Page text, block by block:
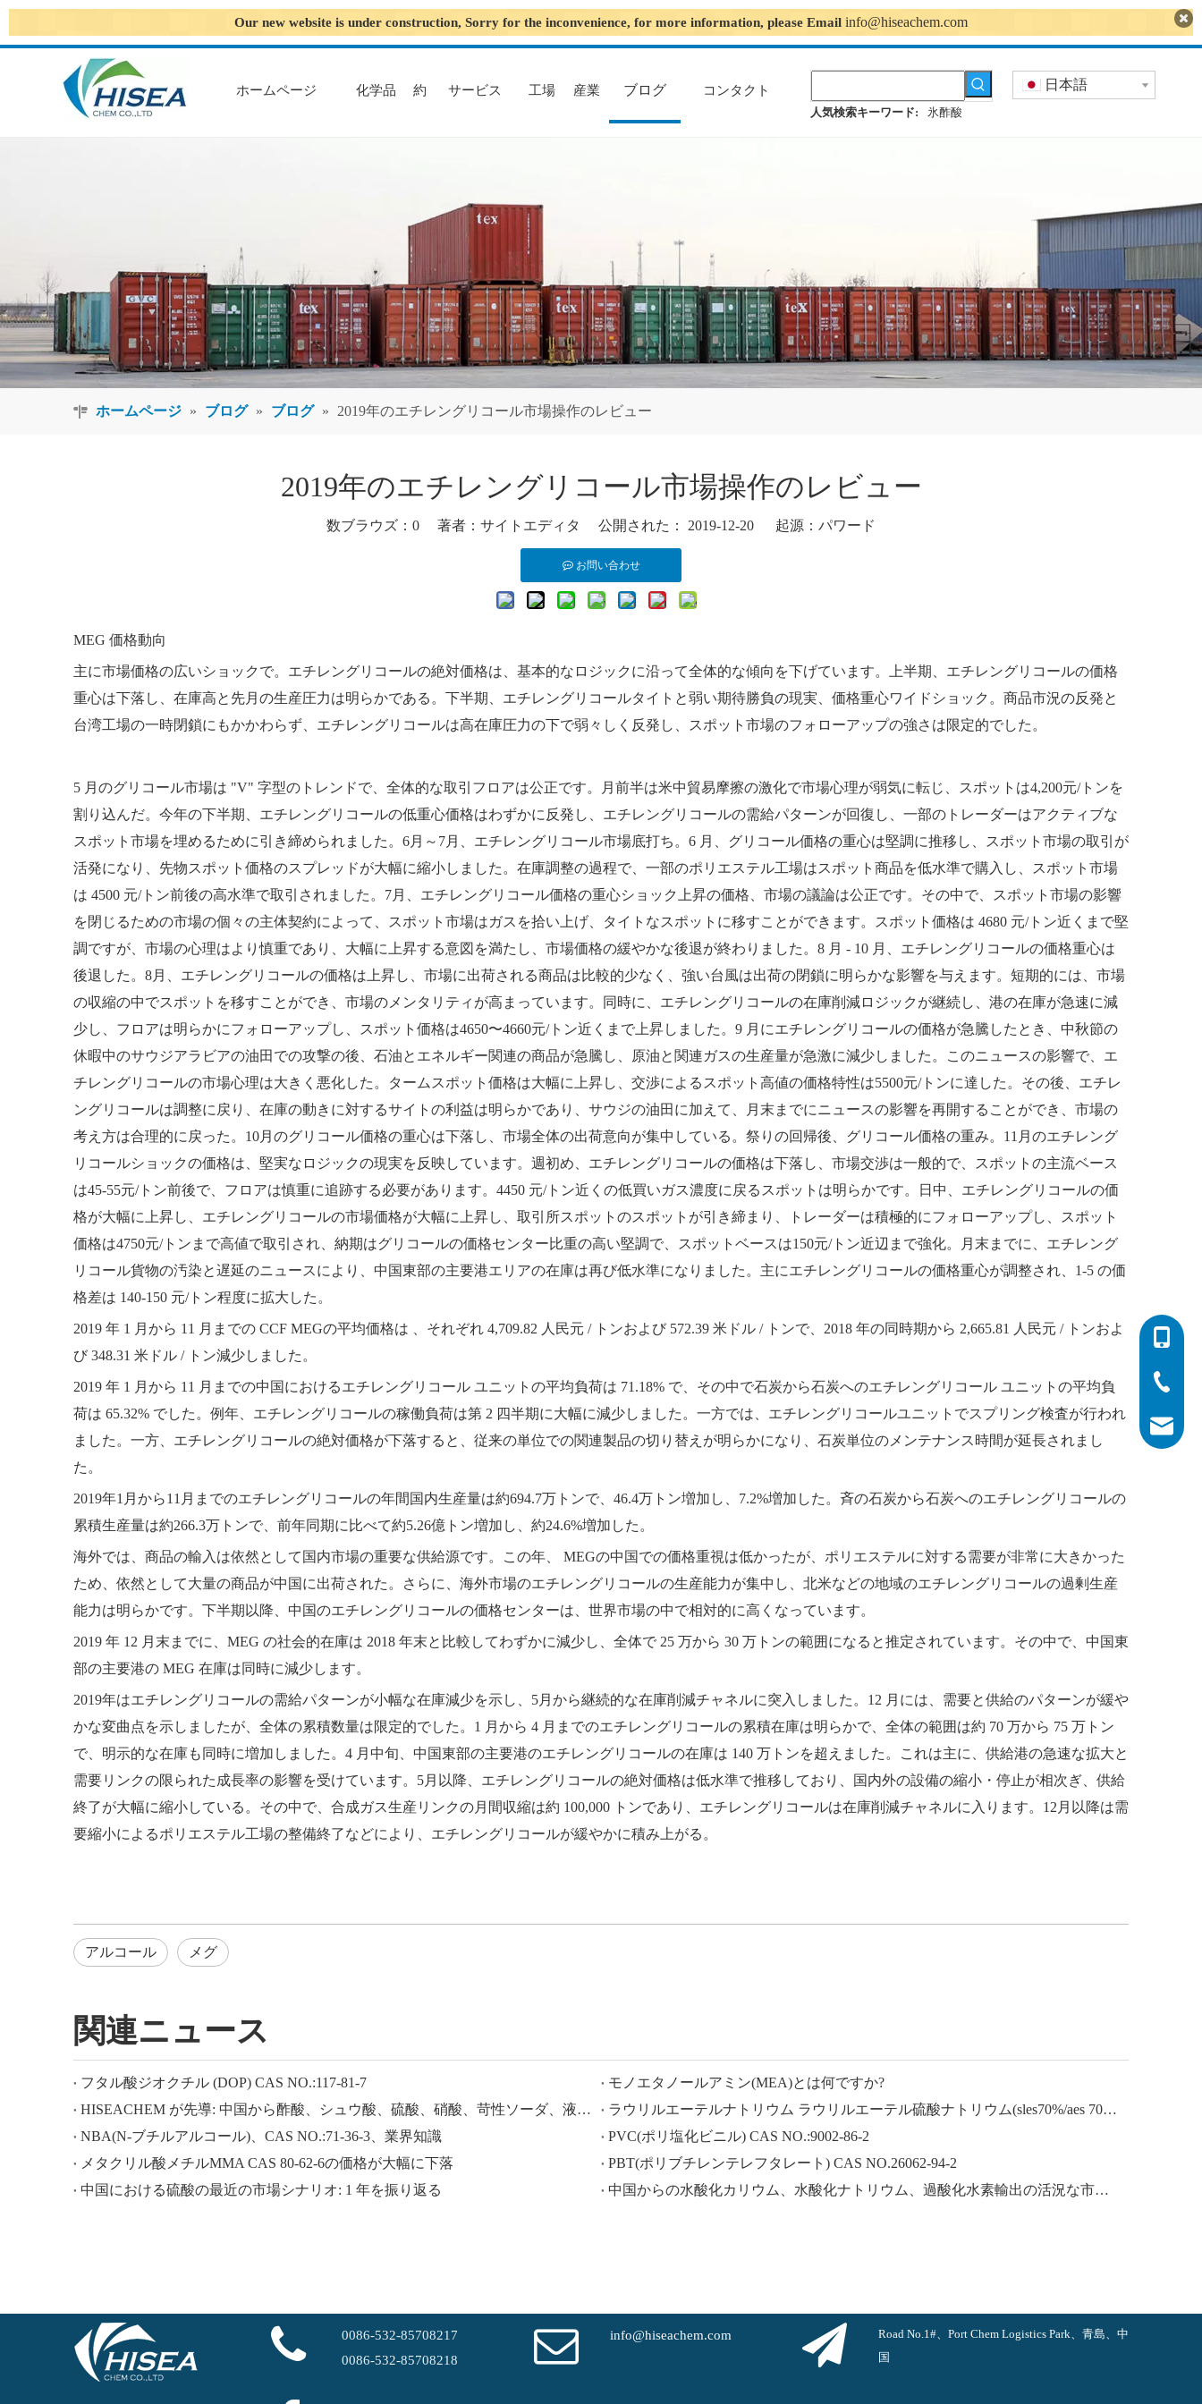
Our new website is under construction, Sorry for the inconvenience, for more information, please Email info@hiseachem.com
ホームページ 化学品 約 サービス 工場 産業 ブログ コンタクト
人気検索キーワード: 氷酢酸
日本語
ホームページ » ブログ » ブログ » 2019年のエチレングリコール市場操作のレビュー
2019年のエチレングリコール市場操作のレビュー
数ブラウズ： 0 著者：サイトエディタ 公開された： 2019-12-20 起源： パワード
お問い合わせ
MEG 価格動向
主に市場価格の広いショックで。エチレングリコールの絶対価格は、基本的なロジックに沿って全体的な傾向を下げています。上半期、エチレングリコールの価格
重心は下落し、在庫高と先月の生産圧力は明らかである。下半期、エチレングリコールタイトと弱い期待勝負の現実、価格重心ワイドショック。商品市況の反発と
台湾工場の一時閉鎖にもかかわらず、エチレングリコールは高在庫圧力の下で弱々しく反発し、スポット市場のフォローアップの強さは限定的でした。
5 月のグリコール市場は "V" 字型のトレンドで、全体的な取引フロアは公正です。月前半は米中貿易摩擦の激化で市場心理が弱気に転じ、スポットは4,200元/トンを
割り込んだ。今年の下半期、エチレングリコールの低重心価格はわずかに反発し、エチレングリコールの需給パターンが回復し、一部のトレーダーはアクティブな
スポット市場を埋めるために引き締められました。6月～7月、エチレングリコール市場底打ち。6 月、グリコール価格の重心は堅調に推移し、スポット市場の取引が
活発になり、先物スポット価格のスプレッドが大幅に縮小しました。在庫調整の過程で、一部のポリエステル工場はスポット商品を低水準で購入し、スポット市場
は 4500 元/トン前後の高水準で取引されました。7月、エチレングリコール価格の重心ショック上昇の価格、市場の議論は公正です。その中で、スポット市場の影響
を閉じるための市場の個々の主体契約によって、スポット市場はガスを拾い上げ、タイトなスポットに移すことができます。スポット価格は 4680 元/トン近くまで堅
調ですが、市場の心理はより慎重であり、大幅に上昇する意図を満たし、市場価格の緩やかな後退が終わりました。8 月 - 10 月、エチレングリコールの価格重心は
後退した。8月、エチレングリコールの価格は上昇し、市場に出荷される商品は比較的少なく、強い台風は出荷の閉鎖に明らかな影響を与えます。短期的には、市場
の収縮の中でスポットを移すことができ、市場のメンタリティが高まっています。同時に、エチレングリコールの在庫削減ロジックが継続し、港の在庫が急速に減
少し、フロアは明らかにフォローアップし、スポット価格は4650〜4660元/トン近くまで上昇しました。9 月にエチレングリコールの価格が急騰したとき、中秋節の
休暇中のサウジアラビアの油田での攻撃の後、石油とエネルギー関連の商品が急騰し、原油と関連ガスの生産量が急激に減少しました。このニュースの影響で、エ
チレングリコールの市場心理は大きく悪化した。タームスポット価格は大幅に上昇し、交渉によるスポット高値の価格特性は5500元/トンに達した。その後、エチレ
ングリコールは調整に戻り、在庫の動きに対するサイトの利益は明らかであり、サウジの油田に加えて、月末までにニュースの影響を再開することができ、市場の
考え方は合理的に戻った。10月のグリコール価格の重心は下落し、市場全体の出荷意向が集中している。祭りの回帰後、グリコール価格の重み。11月のエチレング
リコールショックの価格は、堅実なロジックの現実を反映しています。週初め、エチレングリコールの価格は下落し、市場交渉は一般的で、スポットの主流ベース
は45-55元/トン前後で、フロアは慎重に追跡する必要があります。4450 元/トン近くの低買いガス濃度に戻るスポットは明らかです。日中、エチレングリコールの価
格が大幅に上昇し、エチレングリコールの市場価格が大幅に上昇し、取引所スポットのスポットが引き締まり、トレーダーは積極的にフォローアップし、スポット
価格は4750元/トンまで高値で取引され、納期はグリコールの価格センター比重の高い堅調で、スポットベースは150元/トン近辺まで強化。月末までに、エチレング
リコール貨物の汚染と遅延のニュースにより、中国東部の主要港エリアの在庫は再び低水準になりました。主にエチレングリコールの価格重心が調整され、1-5 の価
格差は 140-150 元/トン程度に拡大した。
2019 年 1 月から 11 月までの CCF MEGの平均価格は 、それぞれ 4,709.82 人民元 / トンおよび 572.39 米ドル / トンで、2018 年の同時期から 2,665.81 人民元 / トンおよ
び 348.31 米ドル / トン減少しました。
2019 年 1 月から 11 月までの中国におけるエチレングリコール ユニットの平均負荷は 71.18% で、その中で石炭から石炭へのエチレングリコール ユニットの平均負
荷は 65.32% でした。例年、エチレングリコールの稼働負荷は第 2 四半期に大幅に減少しました。一方では、エチレングリコールユニットでスプリング検査が行われ
ました。一方、エチレングリコールの絶対価格が下落すると、従来の単位での関連製品の切り替えが明らかになり、石炭単位のメンテナンス時間が延長されまし
た。
2019年1月から11月までのエチレングリコールの年間国内生産量は約694.7万トンで、46.4万トン増加し、7.2%増加した。斉の石炭から石炭へのエチレングリコールの
累積生産量は約266.3万トンで、前年同期に比べて約5.26億トン増加し、約24.6%増加した。
海外では、商品の輸入は依然として国内市場の重要な供給源です。この年、 MEGの中国での価格重視は低かったが、ポリエステルに対する需要が非常に大きかった
ため、依然として大量の商品が中国に出荷された。さらに、海外市場のエチレングリコールの生産能力が集中し、北米などの地域のエチレングリコールの過剰生産
能力は明らかです。下半期以降、中国のエチレングリコールの価格センターは、世界市場の中で相対的に高くなっています。
2019 年 12 月末までに、MEG の社会的在庫は 2018 年末と比較してわずかに減少し、全体で 25 万から 30 万トンの範囲になると推定されています。その中で、中国東
部の主要港の MEG 在庫は同時に減少します。
2019年はエチレングリコールの需給パターンが小幅な在庫減少を示し、5月から継続的な在庫削減チャネルに突入しました。12 月には、需要と供給のパターンが緩や
かな変曲点を示しましたが、全体の累積数量は限定的でした。1 月から 4 月までのエチレングリコールの累積在庫は明らかで、全体の範囲は約 70 万から 75 万トン
で、明示的な在庫も同時に増加しました。4 月中旬、中国東部の主要港のエチレングリコールの在庫は 140 万トンを超えました。これは主に、供給港の急速な拡大と
需要リンクの限られた成長率の影響を受けています。5月以降、エチレングリコールの絶対価格は低水準で推移しており、国内外の設備の縮小・停止が相次ぎ、供給
終了が大幅に縮小している。その中で、合成ガス生産リンクの月間収縮は約 100,000 トンであり、エチレングリコールは在庫削減チャネルに入ります。12月以降は需
要縮小によるポリエステル工場の整備終了などにより、エチレングリコールが緩やかに積み上がる。
アルコール メグ
関連ニュース
フタル酸ジオクチル (DOP) CAS NO.:117-81-7
モノエタノールアミン(MEA)とは何ですか?
HISEACHEM が先導: 中国から酢酸、シュウ酸、硫酸、硝酸、苛性ソーダ、液体アルカリ、メタ重亜硫酸ナトリウムの輸出で最近成功
ラウリルエーテルナトリウム ラウリルエーテル硫酸ナトリウム(sles70%/aes 70%) CAS NO.: 68585-34-2sles70%/aes 70%) CAS NO.: 68585-34-2
NBA(N-ブチルアルコール)、CAS NO.:71-36-3、業界知識
PVC(ポリ塩化ビニル) CAS NO.:9002-86-2
メタクリル酸メチルMMA CAS 80-62-6の価格が大幅に下落
PBT(ポリブチレンテレフタレート) CAS NO.26062-94-2
中国における硫酸の最近の市場シナリオ: 1 年を振り返る
中国からの水酸化カリウム、水酸化ナトリウム、過酸化水素輸出の活況な市場：過去 1 年間の振り返り
0086-
0086-
0086-
0086-532-85708217
0086-532-85708218
info@hiseachem.com
Road No.1#、Port Chem Logistics Park、青島、中
国